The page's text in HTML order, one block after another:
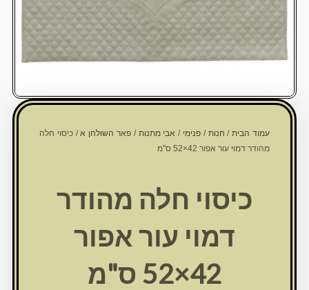
עמוד הבית/ חנות/פנימי/ אבי מתנות/פאר השולחן א/ כיסוי חלה
מהודר דמוי עור אפור 42×52 ס"מ
כיסוי חלה מהודר
דמוי עור אפור
42×52 ס"מ